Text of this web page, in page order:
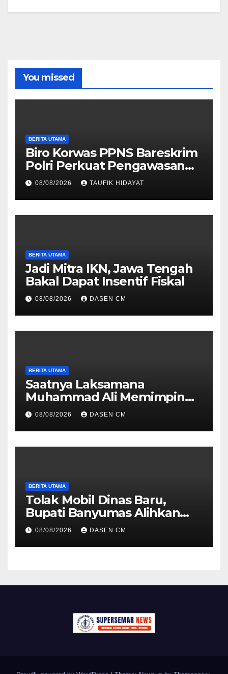
You missed
BERITA UTAMA
Biro Korwas PPNS Bareskrim
Polri Perkuat Pengawasan
untuk Dorong Penegakan
Hukum yang Profesional
08/08/2026 TAUFIK HIDAYAT
BERITA UTAMA
Jadi Mitra IKN, Jawa Tengah
Bakal Dapat Insentif Fiskal
08/08/2026 DASEN CM
BERITA UTAMA
Saatnya Laksamana
Muhammad Ali Memimpin
TNI: Menjaga Keseimbangan
Politik dan Soliditas
Antarmatra
08/08/2026 DASEN CM
BERITA UTAMA
Tolak Mobil Dinas Baru,
Bupati Banyumas Alihkan
Anggaran Rp 1,7 Miliar untuk
90 Motor Listrik
08/08/2026 DASEN CM